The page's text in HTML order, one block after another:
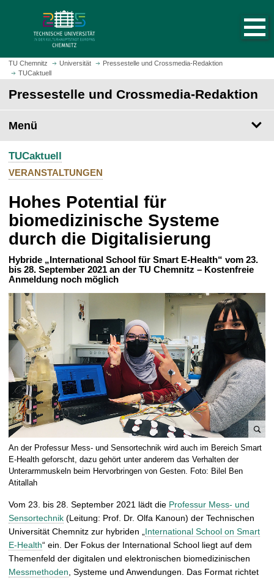
m
H
t
s
i
e
a
u
f
r
u
f
e
n
TU Chemnitz Universität
Pressestelle und Crossmedia-Redaktion
TUCaktuell
Pressestelle und Crossmedia-Redaktion
Menü
TUCaktuell
VERANSTALTUNGEN
Hohes Potential für
biomedizinische Systeme
durch die Digitalisierung
Hybride „International School für Smart E-Health“ vom 23.
bis 28. September 2021 an der TU Chemnitz – Kostenfreie
Anmeldung noch möglich
B
i
l
An der Professur Mess- und Sensortechnik wird auch im Bereich Smart
E-Health geforscht, dazu gehört unter anderem das Verhalten der
Unterarmmuskeln beim Hervorbringen von Gesten. Foto: Bilel Ben
Atitallah
Vom 23. bis 28. September 2021 lädt die Professur Mess- und
Sensortechnik (Leitung: Prof. Dr. Olfa Kanoun) der Technischen
Universität Chemnitz zur hybriden „International School on Smart
E-Health“ ein. Der Fokus der International School liegt auf dem
Themenfeld der digitalen und elektronischen biomedizinischen
Messmethoden, Systeme und Anwendungen. Das Format richtet